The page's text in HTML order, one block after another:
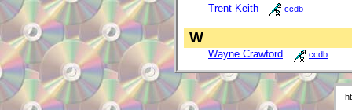
Trent Keith ccdb
W
Wayne Crawford ccdb